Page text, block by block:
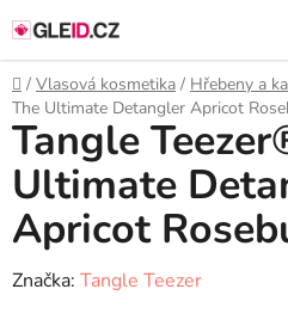
na
obsah
Domů
/ Vlasová kosmetika / Hřebeny a
The Ultimate Detangler Apricot
Tangle
Ultimate
Apricot
Značka: Tangle Teezer